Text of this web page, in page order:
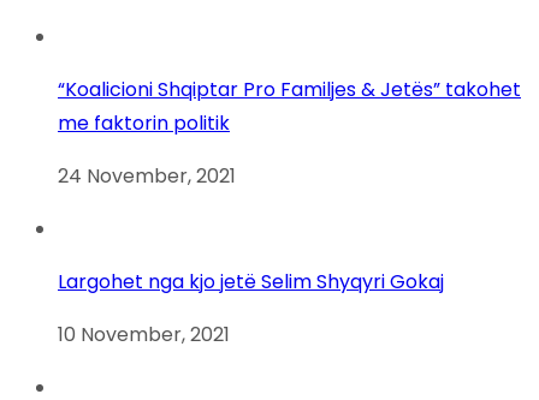
“Koalicioni Shqiptar Pro Familjes & Jetës” takohet
me faktorin politik
24 November, 2021
Largohet nga kjo jetë Selim Shyqyri Gokaj
10 November, 2021